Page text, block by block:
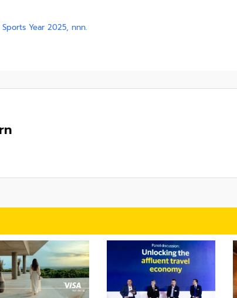
Year 2025, ททท.